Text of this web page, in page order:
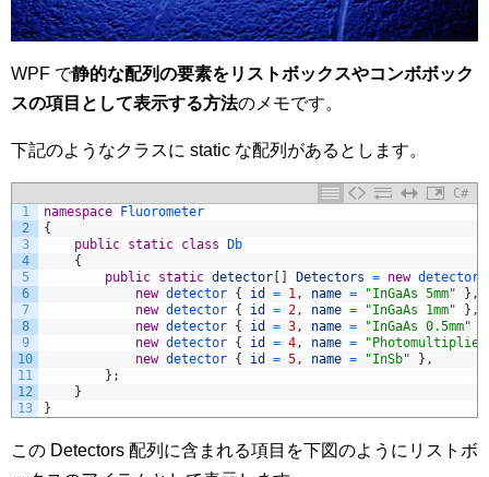
WPF で静的な配列の要素をリストボックスやコンボボック
スの項目として表示する方法のメモです。
下記のようなクラスに static な配列があるとします。
C#
1
2
3
4
5
6
7
8
9
10
11
12
13
namespace Fluorometer
{
public static class Db
{
public static detector [ ] Detectors = new detector
new detector { id = 1 , name = "InGaAs 5mm" } ,
new detector { id = 2 , name = "InGaAs 1mm" } ,
new detector { id = 3 , name = "InGaAs 0.5mm"
new detector { id = 4 , name =
new detector { id = 5 , name = "InSb" } ,
} ;
}
}
この Detectors 配列に含まれる項目を下図のようにリストボ